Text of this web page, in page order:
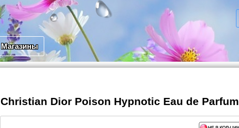
Магазины
Christian Dior Poison Hypnotic Eau de Parfum